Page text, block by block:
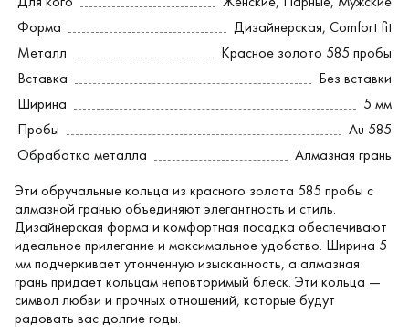
Форма
Дизайнерская, Comfort fit
Металл
Красное золото 585 пробы
Вставка
Без вставки
Ширина
5 мм
Пробы
Au 585
Обработка металла
Алмазная грань
Эти обручальные кольца из красного золота 585 пробы с
алмазной гранью объединяют элегантность и стиль.
Дизайнерская форма и комфортная посадка обеспечивают
идеальное прилегание и максимальное удобство. Ширина 5
мм подчеркивает утонченную изысканность, а алмазная
грань придает кольцам неповторимый блеск. Эти кольца —
символ любви и прочных отношений, которые будут
радовать вас долгие годы.